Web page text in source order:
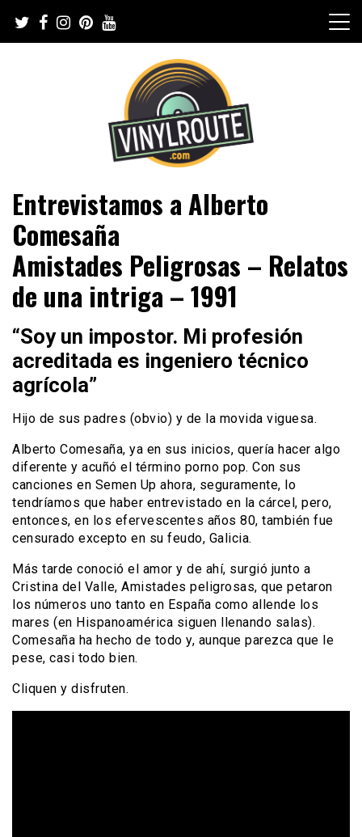
content
VinylRoute
Entrevistamos a Alberto
Comesaña
Amistades Peligrosas – Relatos
de una intriga – 1991
“Soy un impostor. Mi profesión
acreditada es ingeniero técnico
agrícola”
Hijo de sus padres (obvio) y de la movida viguesa.
Alberto Comesaña, ya en sus inicios, quería hacer algo
diferente y acuñó el término porno pop. Con sus
canciones en Semen Up ahora, seguramente, lo
tendríamos que haber entrevistado en la cárcel, pero,
entonces, en los efervescentes años 80, también fue
censurado excepto en su feudo, Galicia.
Más tarde conoció el amor y de ahí, surgió junto a
Cristina del Valle, Amistades peligrosas, que petaron
los números uno tanto en España como allende los
mares (en Hispanoamérica siguen llenando salas).
Comesaña ha hecho de todo y, aunque parezca que le
pese, casi todo bien.
Cliquen y disfruten.